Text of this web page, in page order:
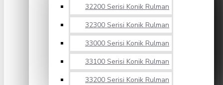
32200 Serisi Konik Rulman
32300 Serisi Konik Rulman
33000 Serisi Konik Rulman
33100 Serisi Konik Rulman
33200 Serisi Konik Rulman